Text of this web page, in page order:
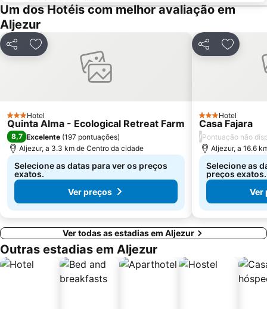
Praia de Três Irmãos
Praia de Porto de Mós
Praia da Salema
Marina de Lagos
Sesmarias
Vale De Parra
Praia da Samouqueira
dos Três Castelos
Barragem de Santa-Clara-a-Velha
Praia do Peneco
Ponta da Piedade
Aeródromo Municipal de Portimao
Praia do Martinhal
Um dos Hotéis com melhor avaliação em
Aljezur
PartilharAdicionar aos favoritos
3 Estrelas
Hotel
Quinta Alma - Ecological Retreat Farm
8,7 Excelente (197 pontuações)
Aljezur, a 3.3 km de Centro da cidade
Selecione as datas para ver os preços
exatos.
Ver preços
Partilhar
3 Estrelas
Hotel
Casa Fajara
/Pontuação não
Aljezur, a 16.6
Selecione as
preços exatos.
Ver
Ver todas as estadias em Aljezur
Outras estadias em Aljezur